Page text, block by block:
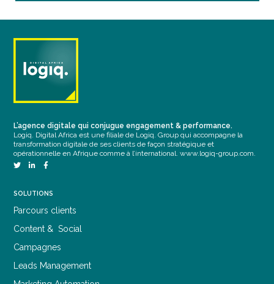
L’agence digitale qui conjugue engagement & performance.
Logiq. Digital Africa est une filiale de Logiq. Group qui accompagne la
transformation digitale de ses clients de façon stratégique et
opérationnelle en Afrique comme à l’international. www.logiq-group.com.
SOLUTIONS
Parcours clients
Content & Social
Campagnes
Leads Management